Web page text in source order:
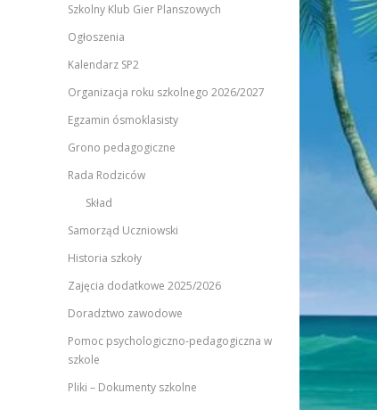
Szkolny Klub Gier Planszowych
Ogłoszenia
Kalendarz SP2
Organizacja roku szkolnego 2026/2027
Egzamin ósmoklasisty
Grono pedagogiczne
Rada Rodziców
Skład
Samorząd Uczniowski
Historia szkoły
Zajęcia dodatkowe 2025/2026
Doradztwo zawodowe
Pomoc psychologiczno-pedagogiczna w
szkole
Pliki – Dokumenty szkolne